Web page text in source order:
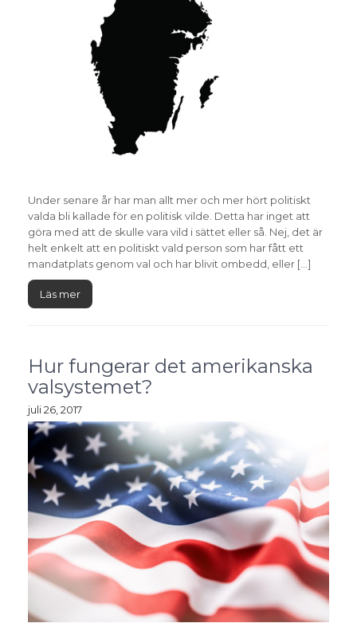
Under senare år har man allt mer och mer hört politiskt
valda bli kallade för en politisk vilde. Detta har inget att
göra med att de skulle vara vild i sättet eller så. Nej, det är
helt enkelt att en politiskt vald person som har fått ett
mandatplats genom val och har blivit ombedd, eller […]
Läs mer
Hur fungerar det amerikanska
valsystemet?
juli 26, 2017